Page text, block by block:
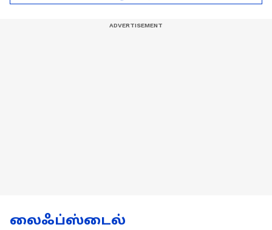
லைஃப்ஸ்டைல்